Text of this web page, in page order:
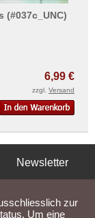
(#037c_UNC)
6,99 €
zzgl. Versand
Newsletter
zur
Um eine